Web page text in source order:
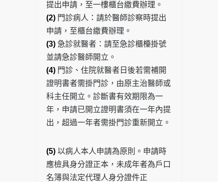
提出申請，至一樓櫃台繳費辦理。
(2) 門診病人：請於醫師診察時提出
申請，至櫃台繳費辦理。
(3) 急診就醫者：請至急診櫃檯掛號
並請急診醫師開立。
(4) 門診、住院就醫者日後若需補開
證明書者需掛門診，由原主治醫師或
科主任開立。診斷書有效期限為一
年，申請已開立證明書須在一年內提
出，超過一年者需掛門診重新開立。
(5) 以病人本人申請為原則。申請時
應檢具身分證正本，未成年者為戶口
名簿與法定代理人身分證件正